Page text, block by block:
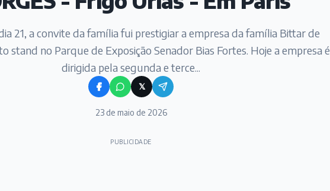
21, a convite da família fui prestigiar a empresa da família Bittar de
stand no Parque de Exposição Senador Bias Fortes. Hoje a empresa é
dirigida pela segunda e terce...
𝕏
23 de maio de 2026
PUBLICIDADE